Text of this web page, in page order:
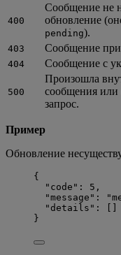
400
Сообщение не
обновление
pending).
403 Сообщение
404 Сообщение с
500
Произошла
сообщения
запрос.
Пример
Обновление
{
"code" : 5 ,
"message" : "
"details" : []
}